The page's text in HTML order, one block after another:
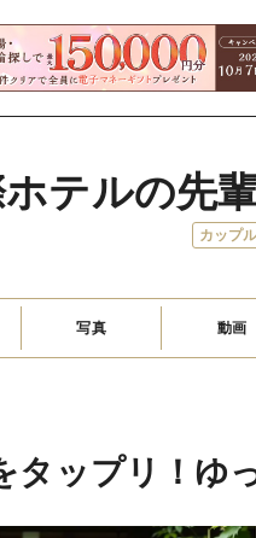
テルの先
カップ
写真 動画
タップリ！ゆ